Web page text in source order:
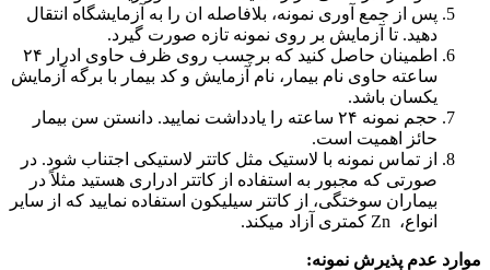
پس از جمع آوری نمونه، بلافاصله ان را به آزمایشگاه انتقال
دهید. تا آزمایش بر روی نمونه تازه صورت گیرد.
اطمینان حاصل کنید که برچسب روی ظرف حاوی ادرار ۲۴
ساعته حاوی نام بیمار، نام آزمایش و کد بیمار با برگه آزمایش
یکسان باشد.
حجم نمونه ۲۴ ساعته را یادداشت نمایید. دانستن سن بیمار
حائز اهمیت است.
از تماس نمونه با لاستیک مثل کاتتر لاستیکی اجتناب شود. در
صورتی که مجبور به استفاده از کاتتر ادراری هستید مثلاً در
بیماران سوختگی، از کاتتر سیلیکون استفاده نمایید که از سایر
انواع، Zn کمتری آزاد می‏کند.
موارد عدم پذیرش نمونه: